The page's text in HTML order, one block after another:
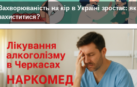
на кір в Україні зростає: як